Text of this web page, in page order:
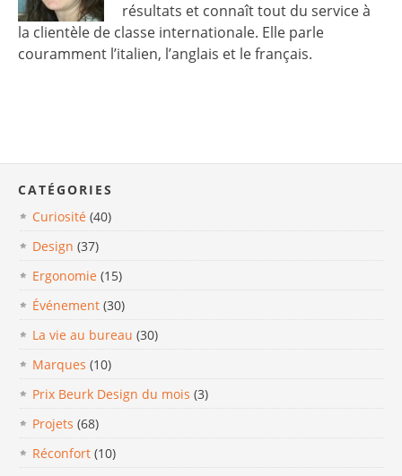
résultats et connaît tout du service à
la clientèle de classe internationale. Elle parle
couramment l’italien, l’anglais et le français.
CATÉGORIES
Curiosité (40)
Design (37)
Ergonomie (15)
Événement (30)
La vie au bureau (30)
Marques (10)
Prix Beurk Design du mois (3)
Projets (68)
Réconfort (10)